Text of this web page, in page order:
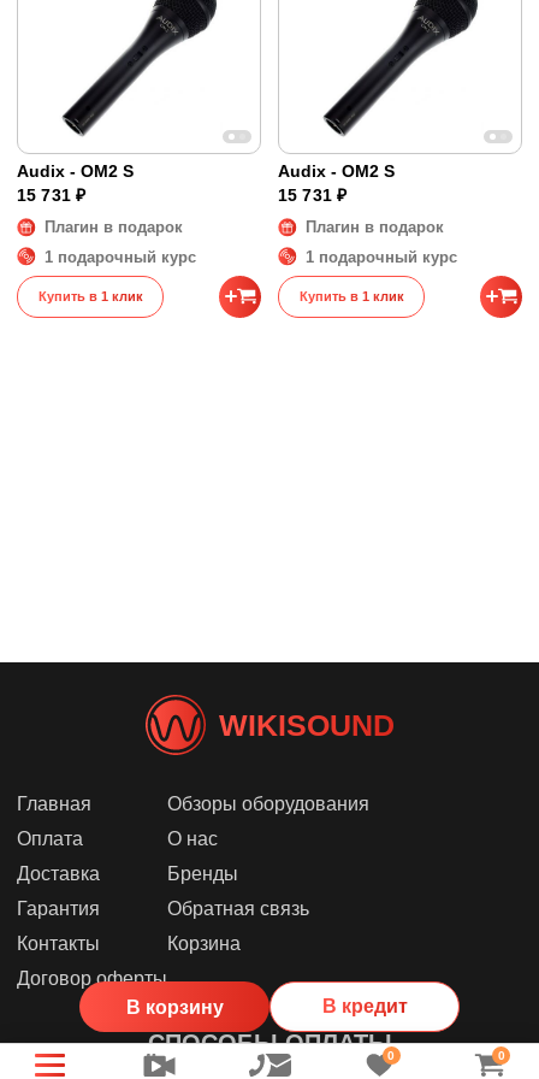
В корзину В кредит
Audix - OM2 S
15 731 ₽
Плагин в подарок
1 подарочный курс
Купить в 1 клик
Audix - OM2 S
15 731 ₽
Плагин в подарок
1 подарочный курс
Купить в 1 клик
WIKISOUND
Главная
Оплата
Доставка
Гарантия
Контакты
Договор оферты
Обзоры оборудования
О нас
Бренды
Обратная связь
Корзина
СПОСОБЫ ОПЛАТЫ0 0